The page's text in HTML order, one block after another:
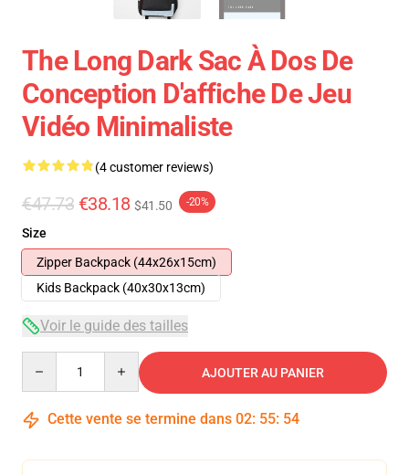
The Long Dark Sac À Dos De
Conception D'affiche De Jeu
Vidéo Minimaliste
(4 customer reviews)
€47.73 €38.18 $41.50 -20%
Size
Zipper Backpack (44x26x15cm)
Kids Backpack (40x30x13cm)
Voir le guide des tailles
AJOUTER AU PANIER
Cette vente se termine dans 02: 55: 53